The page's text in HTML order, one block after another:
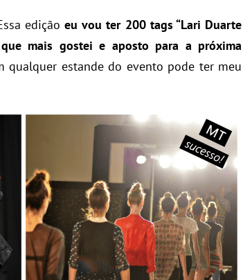
edição eu vou ter 200 tags “Lari Duarte
mais gostei e aposto para a próxima
qualquer estande do evento pode ter meu